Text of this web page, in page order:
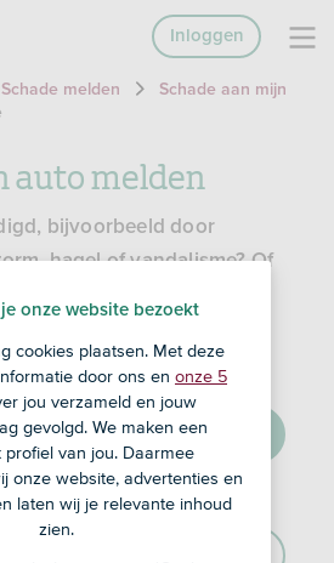
Inloggen
Schade melden
Schade aan mijn
auto melden
bijvoorbeeld door
hagel of vandalisme? Of
gereden? Bekijk of je
en hoe je je schade
ASN Online Bankieren
onze website bezoekt
cookies plaatsen. Met deze
door ons en onze 5
jou verzameld en jouw
gevolgd. We maken een
profiel van jou. Daarmee
onze website, advertenties en
laten wij je relevante inhoud
zien.